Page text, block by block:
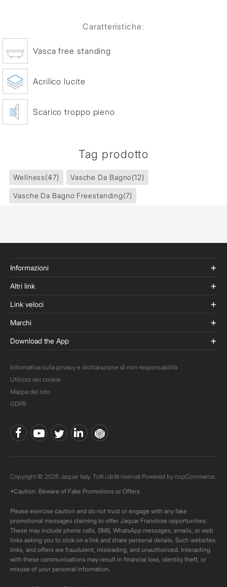
Caratteristiche:
Vasca free standing
Acrilico lucite
Scarico troppo pieno
Tag prodotto
Wellness(47) Vasche Da Bagno(12)
Vasche Da Bagno Freestanding(7)
Informazioni
Altri link
Link veloci
Marchi
Download the App
Informativa sulla privacy e dichiarazione di non responsabilità
Utilizzo dei cookie
Mappa del sito
GDPR
Copyright © 2026 Jaquar Italy. Tutti i diritti riservati Powered by nopCommerce.
*Caution: Beware of Fake Promotions or Offers
Please exercise caution and do not trust or engage with any fake
promotional messages claiming to offer Jaquar Franchise opportunities.
These may include phone calls, SMS, WhatsApp messages, emails, or web
links asking you to click on a link and share personal details. Such websites,
links, and offers are fraudulent, misleading, and unauthorized. Interacting
with these communications may result in financial loss, identity theft, or
misuse of your personal information.